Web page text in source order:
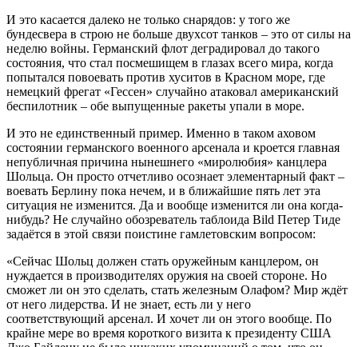
И это касается далеко не только снарядов: у того же
бундесвера в строю не больше двухсот танков – это от силы на
неделю войны. Германский флот деградировал до такого
состояния, что стал посмешищем в глазах всего мира, когда
попытался повоевать против хуситов в Красном море, где
немецкий фрегат «Гессен» случайно атаковал американский
беспилотник – обе выпущенные ракеты упали в море.
И это не единственный пример. Именно в таком аховом
состоянии германского военного арсенала и кроется главная
непубличная причина нынешнего «миролюбия» канцлера
Шольца. Он просто отчетливо осознает элементарный факт –
воевать Берлину пока нечем, и в ближайшие пять лет эта
ситуация не изменится. Да и вообще изменится ли она когда-
нибудь? Не случайно обозреватель таблоида Bild Петер Тиде
задаётся в этой связи поистине гамлетовским вопросом:
«Сейчас Шольц должен стать оружейным канцлером, он
нуждается в производителях оружия на своей стороне. Но
сможет ли он это сделать, стать железным Олафом? Мир ждёт
от него лидерства. И не знает, есть ли у него
соответствующий арсенал. И хочет ли он этого вообще. По
крайне мере во время короткого визита к президенту США